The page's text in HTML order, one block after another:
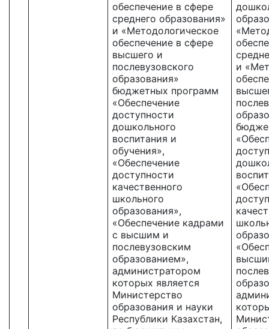
обеспечение в сфере
среднего образования»
и «Методологическое
обеспечение в сфере
высшего и
послевузовского
образования»
бюджетных программ
«Обеспечение
доступности
дошкольного
воспитания и
обучения»,
«Обеспечение
доступности
качественного
школьного
образования»,
«Обеспечение кадрами
с высшим и
послевузовским
образованием»,
администратором
которых является
Министерство
образования и науки
Республики Казахстан,
и